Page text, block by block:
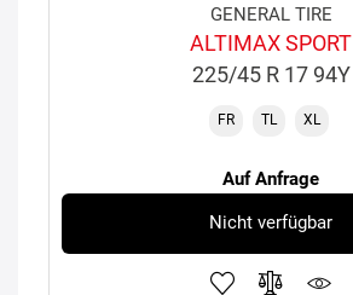
GENERAL TIRE
ALTIMAX SPORT
225/45 R 17 94Y
FR TL XL
Auf Anfrage
Nicht verfügbar